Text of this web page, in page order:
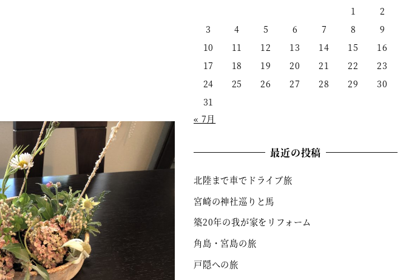
1
2
3
4 5 6 7 8
9
10
11 12 13 14 15
16
17
18 19 20 21 22
23
24
25 26 27 28 29
30
31
« 7月
最近の投稿
北陸まで車でドライブ旅
宮崎の神社巡りと馬
築20年の我が家をリフォーム
角島・宮島の旅
戸隠への旅